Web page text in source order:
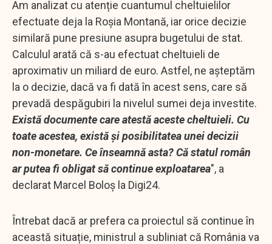
Am analizat cu atenție cuantumul cheltuielilor
efectuate deja la Roșia Montană, iar orice decizie
similară pune presiune asupra bugetului de stat.
Calculul arată că s-au efectuat cheltuieli de
aproximativ un miliard de euro. Astfel, ne așteptăm
la o decizie, dacă va fi dată în acest sens, care să
prevadă despăgubiri la nivelul sumei deja investite.
Există documente care atestă aceste cheltuieli. Cu
toate acestea, există și posibilitatea unei decizii
non-monetare. Ce înseamnă asta? Că statul român
ar putea fi obligat să continue exploatarea", a
declarat Marcel Boloș la Digi24.
Întrebat dacă ar prefera ca proiectul să continue în
această situație, ministrul a subliniat că România va